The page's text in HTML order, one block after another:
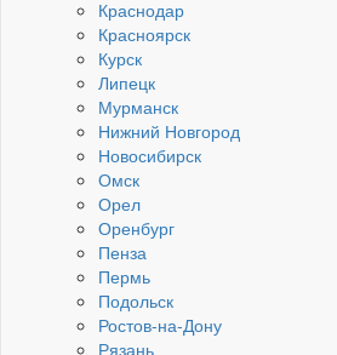
Краснодар
Красноярск
Курск
Липецк
Мурманск
Нижний Новгород
Новосибирск
Омск
Орел
Оренбург
Пенза
Пермь
Подольск
Ростов-на-Дону
Рязань